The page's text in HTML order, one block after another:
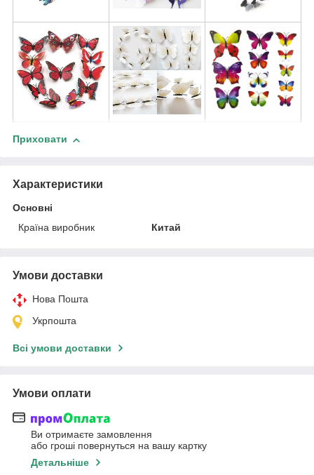
Приховати
Характеристики
Основні
Країна виробник
Китай
Умови доставки
Нова Пошта
Укрпошта
Всі умови доставки
Умови оплати
Ви отримаєте замовлення
або гроші повернуться на вашу картку
Детальніше